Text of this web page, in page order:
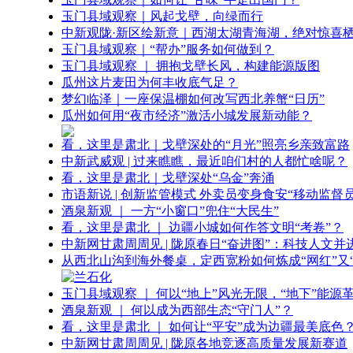
玉门县域观察｜风起戈壁，向绿而行
中新观陇·新区绘新意｜西湖太湖青海湖，绝对惊喜
玉门县域观察｜“帮办”服务如何做到？
玉门县域观察 ｜ 拥抱戈壁长风，构建能源版图
瓜州这片麦田为何丰收底气足？
梦幻临泽｜一座保温棚如何改写西北养蟹“日历”
瓜州如何用“夜市经济”激活小城发展新动能？
看，这里是肃北｜戈壁深处的“月光”照亮乡亲致富路
中新武威观 | 过来瞧瞧，最近咱们村的人都忙啥呢？
看，这里是肃北｜戈壁深处“乌金”奔涌
市语新说 | 创新监管模式 外卖员变身食安“移动监督
酒泉新观 ｜ 一方“小窗口”兜住“大民生”
看，这里是肃北 ｜ 边疆小城如何作答文明“考卷”？
中新网甘肃周周见 | 陇原春日“奋进图”：科技人文并
从西北山沟到海外餐桌，定西宽粉如何炼成“网红”又
玉门县域观察 ｜ 何以“地上”风光无限，“地下”能源
酒泉新观 ｜ 何以成为西部生态“守门人”？
看，这里是肃北 ｜ 如何让“平安”成为边疆最美底色？
中新网甘肃周周见 | 陇原各地竞逐高质量发展新赛道